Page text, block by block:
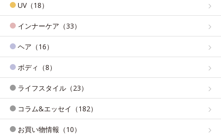
UV（18）
インナーケア（33）
ヘア（16）
ボディ（8）
ライフスタイル（23）
コラム&エッセイ（182）
お買い物情報（10）